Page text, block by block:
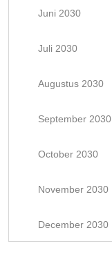
Juni 2030
Juli 2030
Augustus 2030
September 2030
October 2030
November 2030
December 2030